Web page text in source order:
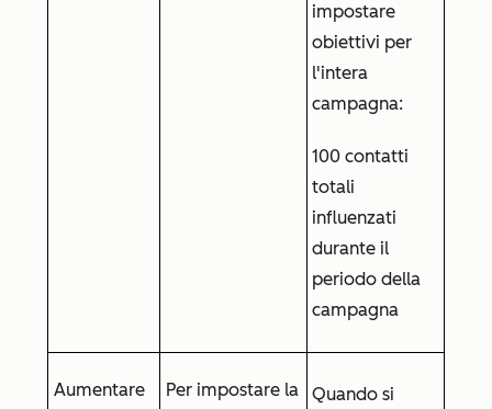
impostare
obiettivi per
l'intera
campagna:
100 contatti
totali
influenzati
durante il
periodo della
campagna
Aumentare
Per impostare la
Quando si